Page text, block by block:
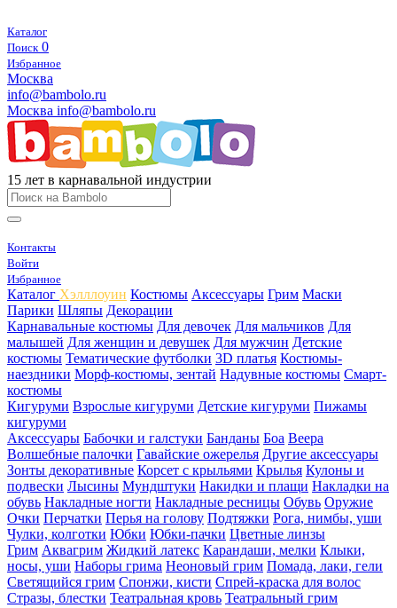
Каталог
Поиск 0
Избранное
Москва
info@bambolo.ru
Москва info@bambolo.ru
15 лет в карнавальной индустрии
Контакты
Войти
Избранное
Каталог Хэлллоуин Костюмы Аксессуары Грим Маски
Парики Шляпы Декорации
Карнавальные костюмы Для девочек Для мальчиков Для
малышей Для женщин и девушек Для мужчин Детские
костюмы Тематические футболки 3D платья Костюмы-
наездники Морф-костюмы, зентай Надувные костюмы Смарт-
костюмы
Кигуруми Взрослые кигуруми Детские кигуруми Пижамы
кигуруми
Аксессуары Бабочки и галстуки Банданы Боа Веера
Волшебные палочки Гавайские ожерелья Другие аксессуары
Зонты декоративные Корсет с крыльями Крылья Кулоны и
подвески Лысины Мундштуки Накидки и плащи Накладки на
обувь Накладные ногти Накладные ресницы Обувь Оружие
Очки Перчатки Перья на голову Подтяжки Рога, нимбы, уши
Чулки, колготки Юбки Юбки-пачки Цветные линзы
Грим Аквагрим Жидкий латекс Карандаши, мелки Клыки,
носы, уши Наборы грима Неоновый грим Помада, лаки, гели
Светящийся грим Спонжи, кисти Спрей-краска для волос
Стразы, блестки Театральная кровь Театральный грим